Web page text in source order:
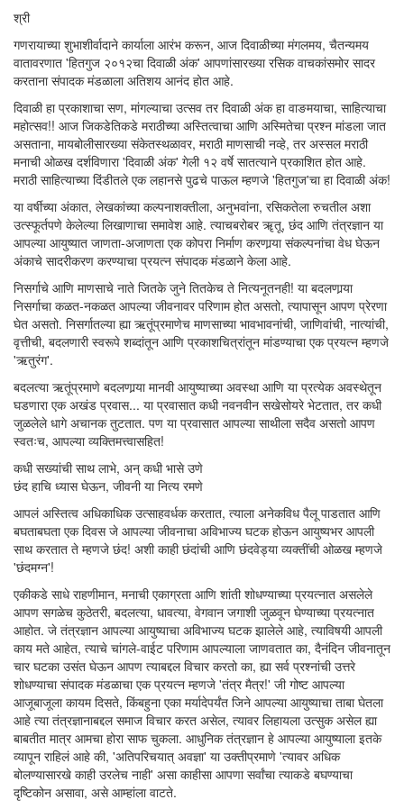
श्री
गणरायाच्या शुभाशीर्वादाने कार्याला आरंभ करून, आज दिवाळीच्या मंगलमय, चैतन्यमय
वातावरणात 'हितगुज २०१२चा दिवाळी अंक' आपणांसारख्या रसिक वाचकांसमोर सादर
करताना संपादक मंडळाला अतिशय आनंद होत आहे.
दिवाळी हा प्रकाशाचा सण, मांगल्याचा उत्सव तर दिवाळी अंक हा वाङमयाचा, साहित्याचा
महोत्सव!! आज जिकडेतिकडे मराठीच्या अस्तित्वाचा आणि अस्मितेचा प्रश्न मांडला जात
असताना, मायबोलीसारख्या संकेतस्थळावर, मराठी माणसाची नव्हे, तर अस्सल मराठी
मनाची ओळख दर्शविणारा 'दिवाळी अंक' गेली १२ वर्षे सातत्याने प्रकाशित होत आहे.
मराठी साहित्याच्या दिंडीतले एक लहानसे पुढचे पाऊल म्हणजे 'हितगुज'चा हा दिवाळी अंक!
या वर्षीच्या अंकात, लेखकांच्या कल्पनाशक्तीला, अनुभवांना, रसिकतेला रुचतील अशा
उत्स्फूर्तपणे केलेल्या लिखाणाचा समावेश आहे. त्याचबरोबर ॠतू, छंद आणि तंत्रज्ञान या
आपल्या आयुष्यात जाणता-अजाणता एक कोपरा निर्माण करणार्‍या संकल्पनांचा वेध घेऊन
अंकाचे सादरीकरण करण्याचा प्रयत्न संपादक मंडळाने केला आहे.
निसर्गाचे आणि माणसाचे नाते जितके जुने तितकेच ते नित्यनूतनही! या बदलणार्‍या
निसर्गाचा कळत-नकळत आपल्या जीवनावर परिणाम होत असतो, त्यापासून आपण प्रेरणा
घेत असतो. निसर्गातल्या ह्या ऋतूंप्रमाणेच माणसाच्या भावभावनांची, जाणिवांची, नात्यांची,
वृत्तीची, बदलणारी स्वरूपे शब्दांतून आणि प्रकाशचित्रांतून मांडण्याचा एक प्रयत्न म्हणजे
'ऋतुरंग'.
बदलत्या ऋतूंप्रमाणे बदलणार्‍या मानवी आयुष्याच्या अवस्था आणि या प्रत्येक अवस्थेतून
घडणारा एक अखंड प्रवास... या प्रवासात कधी नवनवीन सखेसोयरे भेटतात, तर कधी
जुळलेले धागे अचानक तुटतात. पण या प्रवासात आपल्या साथीला सदैव असतो आपण
स्वतःच, आपल्या व्यक्तिमत्त्वासहित!
कधी सख्यांची साथ लाभे, अन् कधी भासे उणे
छंद हाचि ध्यास घेऊन, जीवनी या नित्य रमणे
आपलं अस्तित्व अधिकाधिक उत्साहवर्धक करतात, त्याला अनेकविध पैलू पाडतात आणि
बघताबघता एक दिवस जे आपल्या जीवनाचा अविभाज्य घटक होऊन आयुष्यभर आपली
साथ करतात ते म्हणजे छंद! अशी काही छंदांची आणि छंदवेड्या व्यक्तींची ओळख म्हणजे
'छंदमग्न'!
एकीकडे साधे राहणीमान, मनाची एकाग्रता आणि शांती शोधण्याच्या प्रयत्नात असलेले
आपण सगळेच कुठेतरी, बदलत्या, धावत्या, वेगवान जगाशी जुळवून घेण्याच्या प्रयत्नात
आहोत. जे तंत्रज्ञान आपल्या आयुष्याचा अविभाज्य घटक झालेले आहे, त्याविषयी आपली
काय मते आहेत, त्याचे चांगले-वाईट परिणाम आपल्याला जाणवतात का, दैनंदिन जीवनातून
चार घटका उसंत घेऊन आपण त्याबद्दल विचार करतो का, ह्या सर्व प्रश्नांची उत्तरे
शोधण्याचा संपादक मंडळाचा एक प्रयत्न म्हणजे 'तंत्र मैत्र!' जी गोष्ट आपल्या
आजूबाजूला कायम दिसते, किंबहुना एका मर्यादेपर्यंत जिने आपल्या आयुष्याचा ताबा घेतला
आहे त्या तंत्रज्ञानाबद्दल समाज विचार करत असेल, त्यावर लिहायला उत्सुक असेल ह्या
बाबतीत मात्र आमचा होरा साफ चुकला. आधुनिक तंत्रज्ञान हे आपल्या आयुष्याला इतके
व्यापून राहिलं आहे की, 'अतिपरिचयात् अवज्ञा' या उक्तीप्रमाणे 'त्यावर अधिक
बोलण्यासारखे काही उरलेच नाही' असा काहीसा आपणा सर्वांचा त्याकडे बघण्याचा
दृष्टिकोन असावा, असे आम्हांला वाटते.